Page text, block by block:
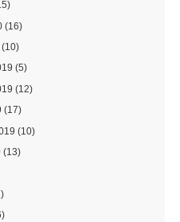
(16)
(5)
(12)
(17)
(10)
(13)